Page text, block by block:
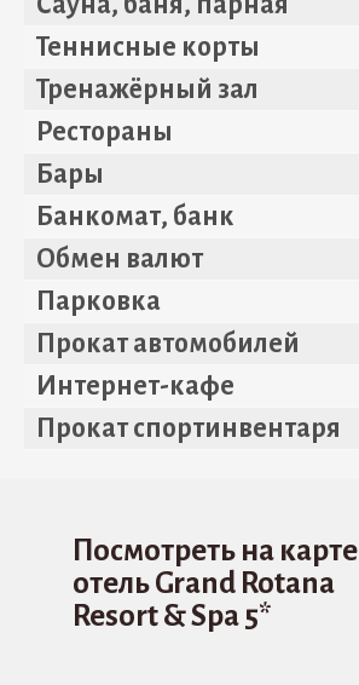
Теннисные корты
Тренажёрный зал
Рестораны
Бары
Банкомат, банк
Обмен валют
Парковка
Прокат автомобилей
Интернет-кафе
Прокат спортинвентаря
Посмотреть на карте
отель Grand Rotana
Resort & Spa 5*